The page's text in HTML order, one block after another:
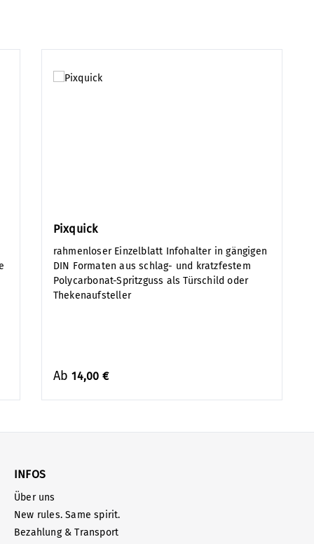
Pixquick
rahmenloser Einzelblatt Infohalter in gängigen
DIN Formaten aus schlag- und kratzfestem
Polycarbonat-Spritzguss als Türschild oder
Thekenaufsteller
Ab14,00 €
INFOS
Über uns
New rules. Same spirit.
Bezahlung & Transport